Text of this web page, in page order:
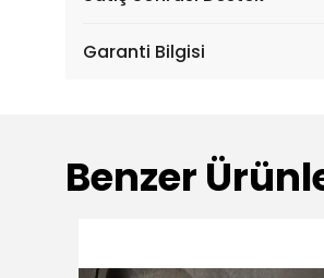
Garanti Bilgisi
Benzer